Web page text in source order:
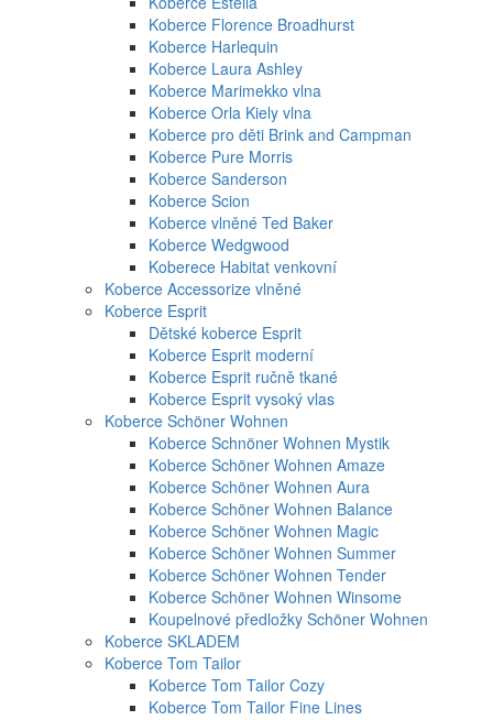
Koberce Florence Broadhurst
Koberce Harlequin
Koberce Laura Ashley
Koberce Marimekko vlna
Koberce Orla Kiely vlna
Koberce pro děti Brink and Campman
Koberce Pure Morris
Koberce Sanderson
Koberce Scion
Koberce vlněné Ted Baker
Koberce Wedgwood
Koberece Habitat venkovní
Koberce Accessorize vlněné
Koberce Esprit
Dětské koberce Esprit
Koberce Esprit moderní
Koberce Esprit ručně tkané
Koberce Esprit vysoký vlas
Koberce Schöner Wohnen
Koberce Schnöner Wohnen Mystik
Koberce Schöner Wohnen Amaze
Koberce Schöner Wohnen Aura
Koberce Schöner Wohnen Balance
Koberce Schöner Wohnen Magic
Koberce Schöner Wohnen Summer
Koberce Schöner Wohnen Tender
Koberce Schöner Wohnen Winsome
Koupelnové předložky Schöner Wohnen
Koberce SKLADEM
Koberce Tom Tailor
Koberce Tom Tailor Cozy
Koberce Tom Tailor Fine Lines